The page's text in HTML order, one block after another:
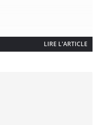
LIRE L'ARTICLE